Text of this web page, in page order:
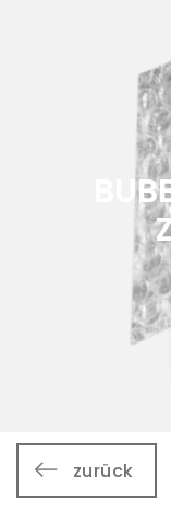
zurück